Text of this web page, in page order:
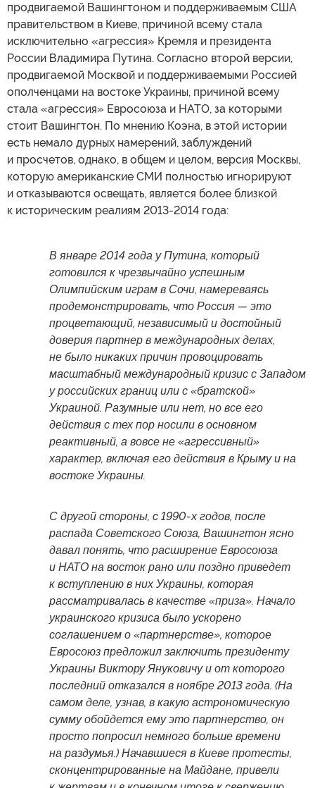
продвигаемой Вашингтоном и поддерживаемым США
правительством в Киеве, причиной всему стала
исключительно «агрессия» Кремля и президента
России Владимира Путина. Согласно второй версии,
продвигаемой Москвой и поддерживаемыми Россией
ополченцами на востоке Украины, причиной всему
стала «агрессия» Евросоюза и НАТО, за которыми
стоит Вашингтон. По мнению Коэна, в этой истории
есть немало дурных намерений, заблуждений
и просчетов, однако, в общем и целом, версия Москвы,
которую американские СМИ полностью игнорируют
и отказываются освещать, является более близкой
к историческим реалиям 2013-2014 года:
В январе 2014 года у Путина, который
готовился к чрезвычайно успешным
Олимпийским играм в Сочи, намереваясь
продемонстрировать, что Россия — это
процветающий, независимый и достойный
доверия партнер в международных делах,
не было никаких причин провоцировать
масштабный международный кризис с Западом
у российских границ или с «братской»
Украиной. Разумные или нет, но все его
действия с тех пор носили в основном
реактивный, а вовсе не «агрессивный»
характер, включая его действия в Крыму и на
востоке Украины.
С другой стороны, с 1990-х годов, после
распада Советского Союза, Вашингтон ясно
давал понять, что расширение Евросоюза
и НАТО на восток рано или поздно приведет
к вступлению в них Украины, которая
рассматривалась в качестве «приза». Начало
украинского кризиса было ускорено
соглашением о «партнерстве», которое
Евросоюз предложил заключить президенту
Украины Виктору Януковичу и от которого
последний отказался в ноябре 2013 года. (На
самом деле, узнав, в какую астрономическую
сумму обойдется ему это партнерство, он
просто попросил немного больше времени
на раздумья.) Начавшиеся в Киеве протесты,
сконцентрированные на Майдане, привели